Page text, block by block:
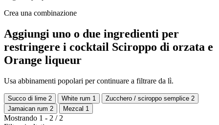
Crea una combinazione
Aggiungi uno o due ingredienti per
restringere i cocktail Sciroppo di orzata e
Orange liqueur
Usa abbinamenti popolari per continuare a filtrare da lì.
Succo di lime 2 White rum 1 Zucchero / sciroppo semplice 2
Jamaican rum 2 Mezcal 1
Mostrando 1 - 2 / 2